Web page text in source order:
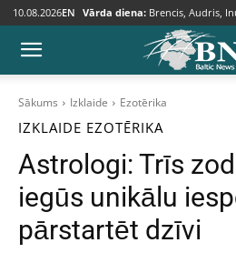
10.08.2026EN Vārda diena: Brencis, Audris,
Sākums Izklaide Ezotērika
IZKLAIDE EZOTĒRIKA
Astrologi: Trīs
iegūs unikālu
pārstartēt dzīvi